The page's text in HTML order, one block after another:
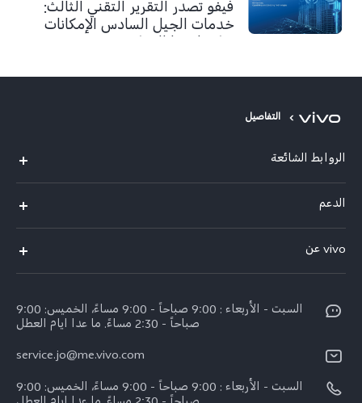
فيفو تصدر التقرير التقني الثالث:
خدمات الجيل السادس الإمكانات
وتكنولوجيا التمكين
التفاصيل
الروابط الشائعة
Y19s(New)
Y28(New)
Y03
كل الموديلات
الدعم
مركز الخدمة
Funtouch OS
اسعار قطع الغيار
vivo عن
اضغط
الإشعارات القانونية
نبذة عنا
السبت - الأربعاء : 9:00 صباحاً - 9:00 مساءً، الخميس: 9:00
صباحاً - 2:30 مساءً. ما عدا ايام العطل
service.jo@me.vivo.com
السبت - الأربعاء : 9:00 صباحاً - 9:00 مساءً، الخميس: 9:00